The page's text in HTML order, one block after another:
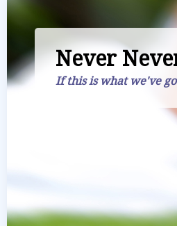
Never
If this is what we've